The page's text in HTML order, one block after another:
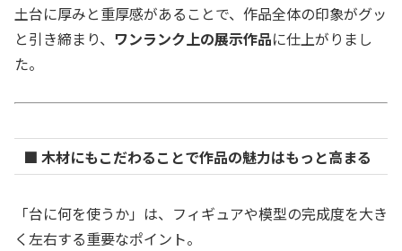
土台に厚みと重厚感があることで、作品全体の印象がグッ
と引き締まり、 ワンランク上の展示作品に仕上がりまし
た。
■ 木材にもこだわることで作品の魅力はもっと高まる
「台に何を使うか」は、フィギュアや模型の完成度を大き
く左右する重要なポイント。